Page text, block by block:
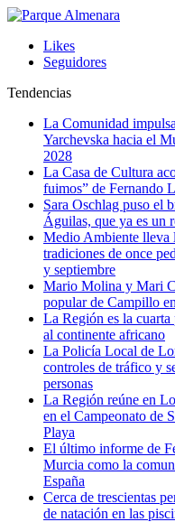
Likes
Seguidores
Tendencias
La Comunidad
Yarchevska hacia el
2028
La Casa de Cultura
fuimos” de Fernando
Sara Oschlag puso el
Águilas, que ya es un
Medio Ambiente lleva
tradiciones de once
y septiembre
Mario Molina y Mari
popular de Campillo
La Región es la
al continente africano
La Policía Local de
controles de tráfico y
personas
La Región reúne en
en el Campeonato de
Playa
El último informe de
Murcia como la
España
Cerca de trescientas
de natación en las